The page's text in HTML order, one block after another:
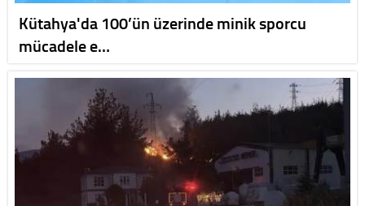
Kütahya'da 100’ün üzerinde minik sporcu
mücadele e…